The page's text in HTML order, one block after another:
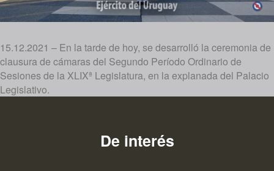
15.12.2021 – En la tarde de hoy, se desarrolló la ceremonia de
clausura de cámaras del Segundo Período Ordinario de
Sesiones de la XLIXª Legislatura, en la explanada del Palacio
Legislativo.
De interés